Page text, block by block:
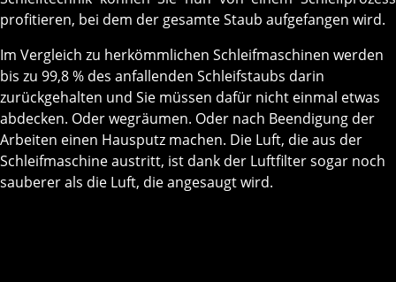
profitieren, bei dem der gesamte Staub aufgefangen wird.
Im Vergleich zu herkömmlichen Schleifmaschinen werden
bis zu 99,8 % des anfallenden Schleifstaubs darin
zurückgehalten und Sie müssen dafür nicht einmal etwas
abdecken. Oder wegräumen. Oder nach Beendigung der
Arbeiten einen Hausputz machen. Die Luft, die aus der
Schleifmaschine austritt, ist dank der Luftfilter sogar noch
sauberer als die Luft, die angesaugt wird.